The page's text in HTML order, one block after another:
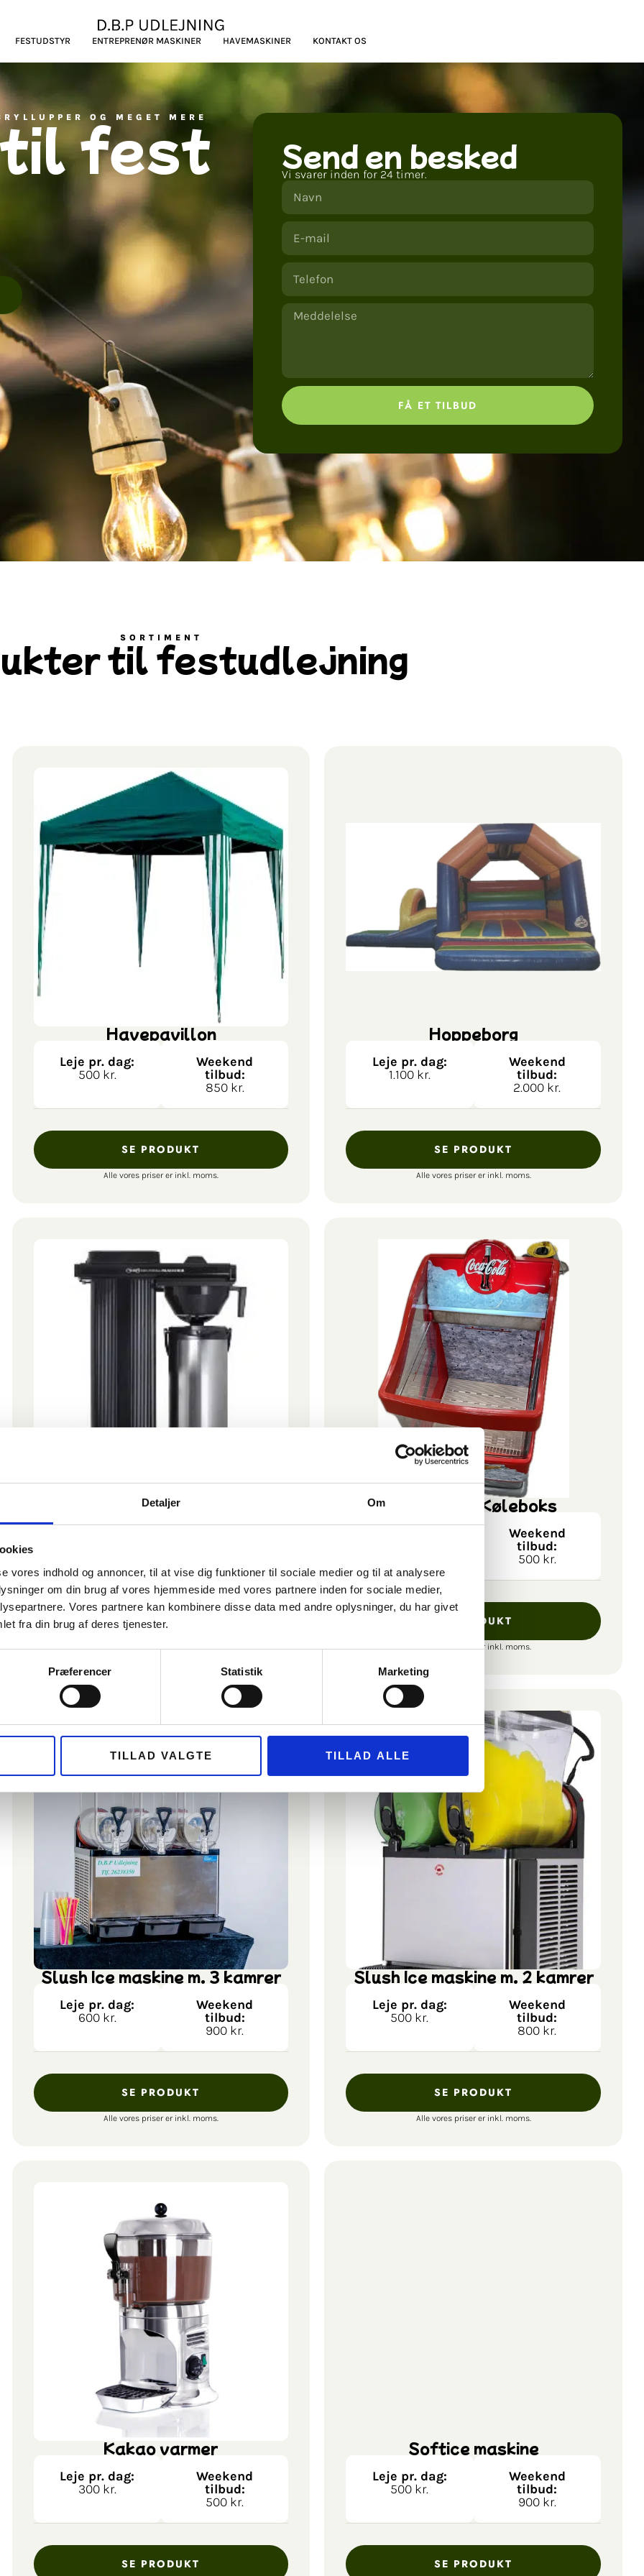
Detaljer Om
vores indhold og annoncer, til at vise dig funktioner til sociale medier og til at analysere
om din brug af vores hjemmeside med vores partnere inden for sociale medier,
Vores partnere kan kombinere disse data med andre oplysninger, du har givet
fra din brug af deres tjenester.
Præferencer Statistik Marketing
TILLAD VALGTE TILLAD ALLE
FESTUDSTYR ENTREPRENØR MASKINER HAVEMASKINER KONTAKT OS
OG MEGET MERE
til fest Send en besked
Vi svarer inden for 24 timer.
FÅ ET TILBUD
SORTIMENT
til festudlejning
Havepavillon
Leje pr. dag:
500 kr.
Weekend
tilbud:
850 kr.
SE PRODUKT
Alle vores priser er inkl. moms.
Hoppeborg
Leje pr. dag:
1.100 kr.
Weekend
tilbud:
2.000 kr.
SE PRODUKT
Alle vores priser er inkl. moms.
Kaffemaskine
SE PRODUKT
Alle vores priser er inkl. moms.
Køleskab / Køleboks
Weekend
tilbud:
500 kr.
SE PRODUKT
Alle vores priser er inkl. moms.
Slush Ice maskine m. 3 kamrer
Leje pr. dag:
600 kr.
Weekend
tilbud:
900 kr.
SE PRODUKT
Alle vores priser er inkl. moms.
Slush Ice maskine m. 2 kamrer
Leje pr. dag:
500 kr.
Weekend
tilbud:
800 kr.
SE PRODUKT
Alle vores priser er inkl. moms.
Kakao varmer
Leje pr. dag:
300 kr.
Weekend
tilbud:
500 kr.
SE PRODUKT
Softice maskine
Leje pr. dag:
500 kr.
Weekend
tilbud:
900 kr.
SE PRODUKT